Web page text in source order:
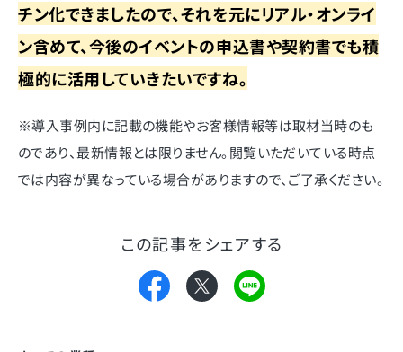
チン化できましたので、それを元にリアル・オンライ
ン含めて、今後のイベントの申込書や契約書でも積
極的に活用していきたいですね。
※導入事例内に記載の機能やお客様情報等は取材当時のも
のであり、最新情報とは限りません。閲覧いただいている時点
では内容が異なっている場合がありますので、ご了承ください。
この記事をシェアする